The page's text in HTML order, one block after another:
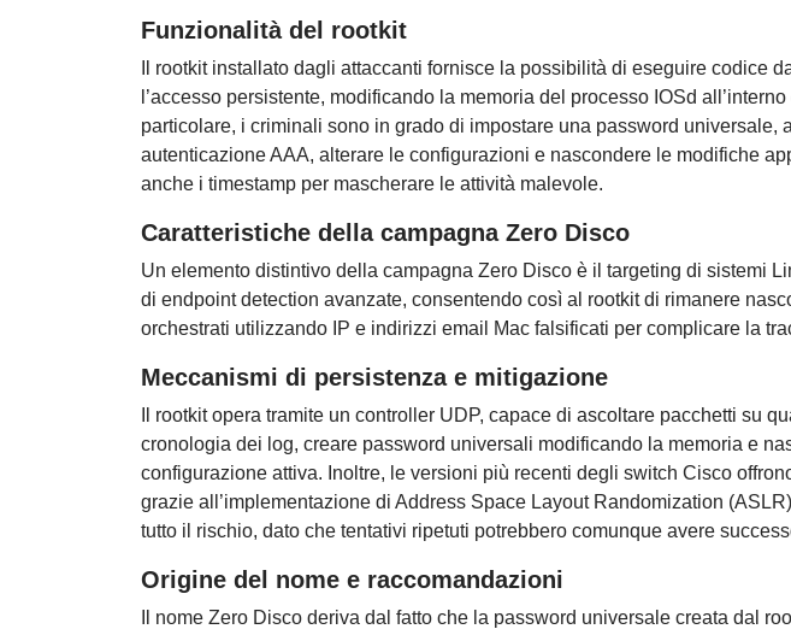
Funzionalità del rootkit
Il rootkit installato dagli attaccanti fornisce la possibilità di eseguire codice
l’accesso persistente, modificando la memoria del processo IOSd
particolare, i criminali sono in grado di impostare una password universale,
autenticazione AAA, alterare le configurazioni e nascondere le modifiche
anche i timestamp per mascherare le attività malevole.
Caratteristiche della campagna Zero Disco
Un elemento distintivo della campagna Zero Disco è il targeting di sistemi
di endpoint detection avanzate, consentendo così al rootkit di rimanere
orchestrati utilizzando IP e indirizzi email Mac falsificati per complicare la
Meccanismi di persistenza e mitigazione
Il rootkit opera tramite un controller UDP, capace di ascoltare pacchetti su
cronologia dei log, creare password universali modificando la memoria e
configurazione attiva. Inoltre, le versioni più recenti degli switch Cisco
grazie all’implementazione di Address Space Layout Randomization
tutto il rischio, dato che tentativi ripetuti potrebbero comunque avere
Origine del nome e raccomandazioni
Il nome Zero Disco deriva dal fatto che la password universale creata dal